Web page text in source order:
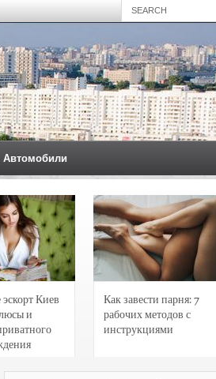
Автомобили
эскорт Киев
и
Как завести парня: 7
рабочих методов с
инструкциями